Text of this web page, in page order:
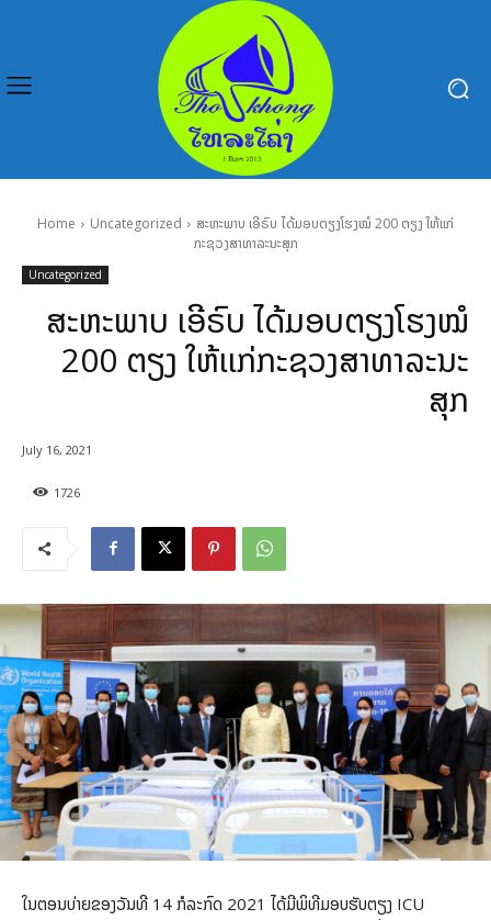
Home Uncategorized
ສະຫະພາບ ເອີຣົບ ໄດ້ມອບຕຽງໂຮງໝໍ 200 ຕຽງ ໃຫ້ເເກ່
ກະຊວງສາທາລະນະສຸກ
Uncategorized
ສະຫະພາບ ເອີຣົບ ໄດ້ມອບຕຽງໂຮງໝໍ
200 ຕຽງ ໃຫ້ເເກ່ກະຊວງສາທາລະນະ
ສຸກ
1726
July 16, 2021
ໃນຕອນບ່າຍຂອງວັນທີ 14 ກໍລະກົດ 2021 ໄດ້ມີພິທີມອບຮັບຕຽງ ICU